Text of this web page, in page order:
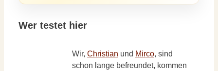
Wer testet hier
Wir, Christian und Mirco, sind
schon lange befreundet, kommen